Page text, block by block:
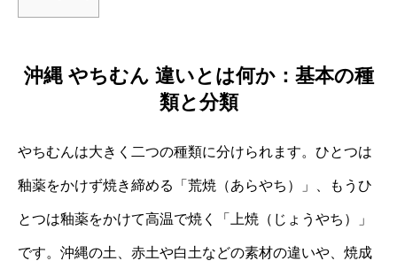
沖縄 やちむん 違いとは何か：基本の種
類と分類
やちむんは大きく二つの種類に分けられます。ひとつは
釉薬をかけず焼き締める「荒焼（あらやち）」、もうひ
とつは釉薬をかけて高温で焼く「上焼（じょうやち）」
です。沖縄の土、赤土や白土などの素材の違いや、焼成